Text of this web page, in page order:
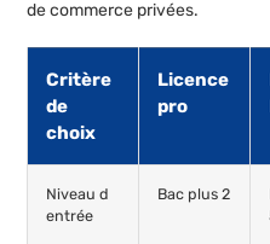
de commerce privées.
Critère
de
choix
Licence
pro
Niveau d
entrée
Bac plus 2